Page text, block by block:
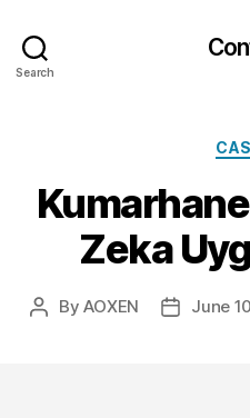
Search
Zeka
PostByAOXEN
PostJune